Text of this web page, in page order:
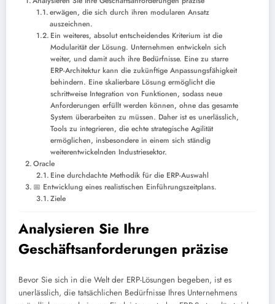
erwägen, die sich durch ihren modularen Ansatz
auszeichnen.
Ein weiteres, absolut entscheidendes Kriterium ist die
Modularität der Lösung. Unternehmen entwickeln sich
weiter, und damit auch ihre Bedürfnisse. Eine zu starre
ERP-Architektur kann die zukünftige Anpassungsfähigkeit
behindern. Eine skalierbare Lösung ermöglicht die
schrittweise Integration von Funktionen, sodass neue
Anforderungen erfüllt werden können, ohne das gesamte
System überarbeiten zu müssen. Daher ist es unerlässlich,
Tools zu integrieren, die echte strategische Agilität
ermöglichen, insbesondere in einem sich ständig
weiterentwickelnden Industriesektor.
Oracle
Eine durchdachte Methodik für die ERP-Auswahl
📅 Entwicklung eines realistischen Einführungszeitplans.
Ziele
Analysieren Sie Ihre
Geschäftsanforderungen präzise
Bevor Sie sich in die Welt der ERP-Lösungen begeben, ist es
unerlässlich, die tatsächlichen Bedürfnisse Ihres Unternehmens